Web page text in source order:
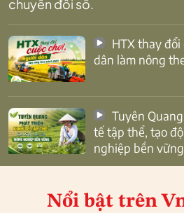
chuyển đổi số.
dân làm nông
tế tập thể, tạo
nghiệp bền vững
Nổi bật trên